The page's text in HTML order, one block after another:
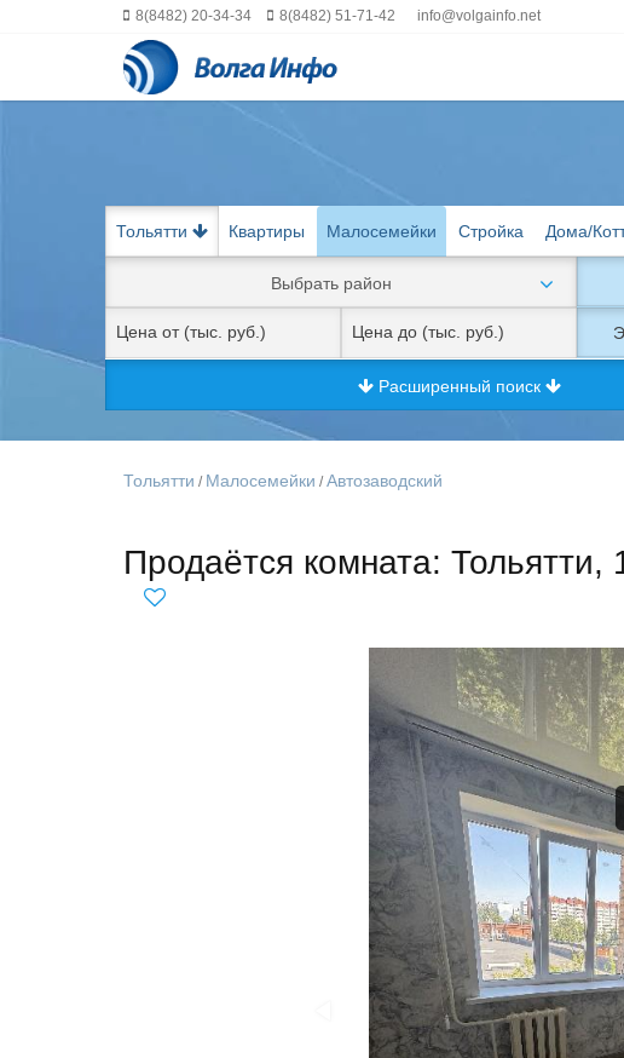
8(8482) 20-34-34 8(8482) 51-71-42 info@volgainfo.net
Тольятти Квартиры Малосемейки Стройка Дома/
Выбрать район
Расширенный поиск
Тольятти / Малосемейки /Автозаводский
Продаётся комната: Тольятти,